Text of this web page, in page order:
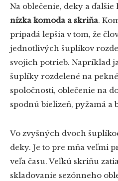
Na oblečenie, deky a
nízka komoda a skriňa.
pripadá lepšia v tom, že
jednotlivých šuplíkov
svojich potrieb. Napríklad
šuplíky rozdelené na
spoločnosti, oblečenie na
spodnú bielizeň, pyžamá a
Vo zvyšných dvoch
deky. Je to pre mňa veľmi
veľa času. Veľkú skriňu
skladovanie sezónneho